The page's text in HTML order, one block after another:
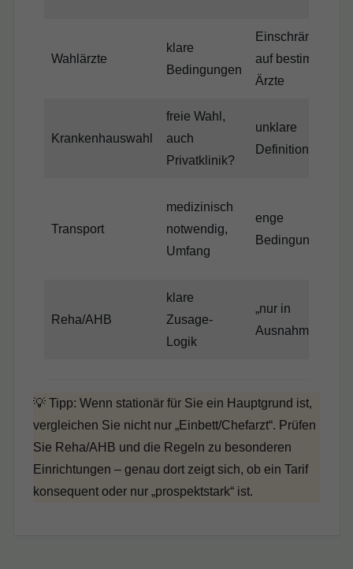
Wahlärzte
klare
Bedingungen
Einschränkungen
auf bestimmte
Ärzte
Krankenhauswahl
freie Wahl,
auch
Privatklinik?
unklare
Definitionen
Transport
medizinisch
notwendig,
Umfang
enge
Bedingungen
Reha/AHB
klare
Zusage-
Logik
„nur in
Ausnahmefällen“
💡 Tipp: Wenn stationär für Sie ein Hauptgrund ist,
vergleichen Sie nicht nur „Einbett/Chefarzt“. Prüfen
Sie Reha/AHB und die Regeln zu besonderen
Einrichtungen – genau dort zeigt sich, ob ein Tarif
konsequent oder nur „prospektstark“ ist.